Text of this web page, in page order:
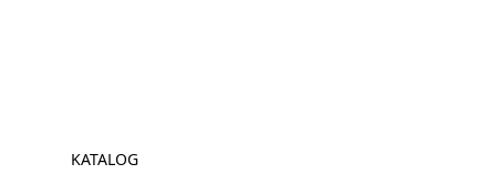
KATALOG